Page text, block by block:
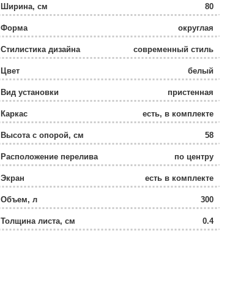
Ширина, см 80
Форма округлая
Стилистика дизайна современный стиль
Цвет белый
Вид установки пристенная
Каркас есть, в комплекте
Высота с опорой, см 58
Расположение перелива по центру
Экран есть в комплекте
Объем, л 300
Толщина листа, см 0.4